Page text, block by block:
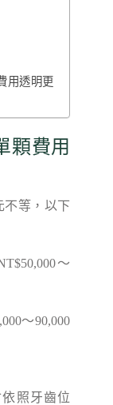
用透明更
顆費用
不等，以下
～
～90,000
照牙齒位